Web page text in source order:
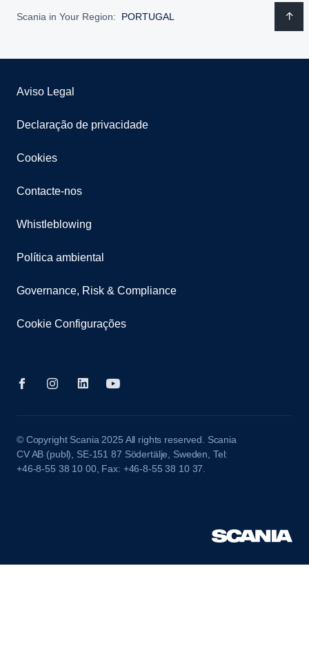
Scania in Your Region: PORTUGAL
Aviso Legal
Declaração de privacidade
Cookies
Contacte-nos
Whistleblowing
Política ambiental
Governance, Risk & Compliance
Cookie Configurações
© Copyright Scania 2025 All rights reserved. Scania
CV AB (publ), SE-151 87 Södertälje, Sweden, Tel:
+46-8-55 38 10 00, Fax: +46-8-55 38 10 37.